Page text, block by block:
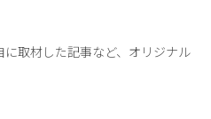
に取材した記事など、オリジナル